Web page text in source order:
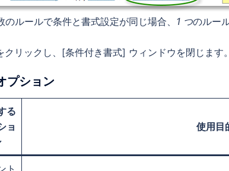
のルールで条件と書式設定が同じ場合、 1 つのルー
クリックし、[条件付き書式] ウィンドウを閉じます。
プション
る
ョ
使用目